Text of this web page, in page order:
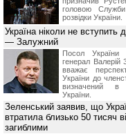
головою Служби
розвідки України.
Україна ніколи не вступить
— Залужний
Посол України
генерал Валерій
вважає
України до
визначений в
України.
Зеленський заявив, що
втратила близько 50 тисяч
загиблими